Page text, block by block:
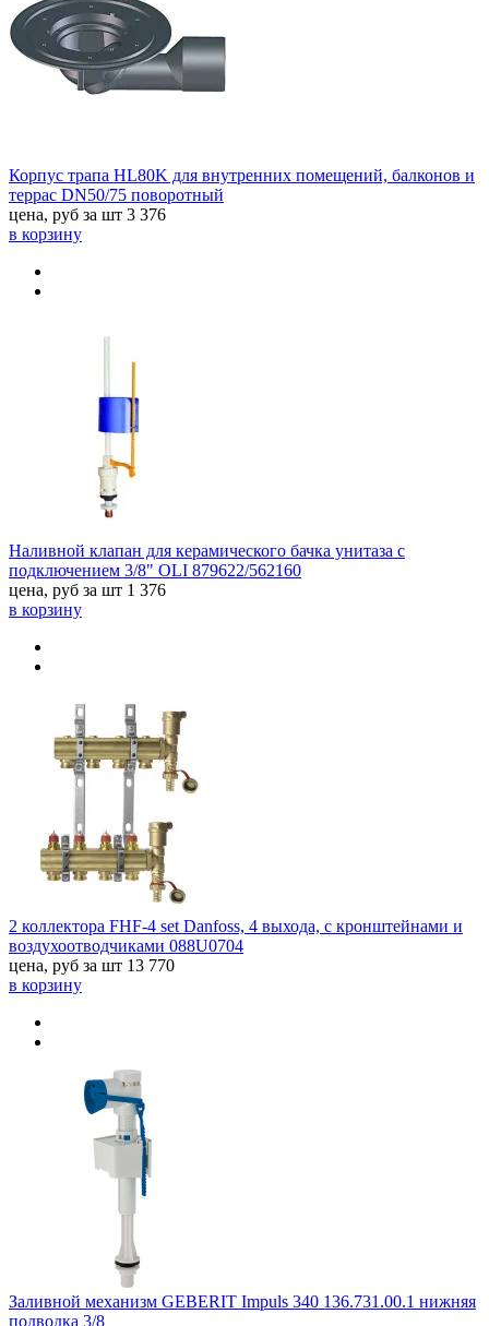
Корпус трапа HL80K для внутренних помещений, балконов и
террас DN50/75 поворотный
цена, руб за шт 3 376
в корзину
Наливной клапан для керамического бачка унитаза с
подключением 3/8" OLI 879622/562160
цена, руб за шт 1 376
в корзину
2 коллектора FHF-4 set Danfoss, 4 выхода, с кронштейнами и
воздухоотводчиками 088U0704
цена, руб за шт 13 770
в корзину
Заливной механизм GEBERIT Impuls 340 136.731.00.1 нижняя
подводка 3/8